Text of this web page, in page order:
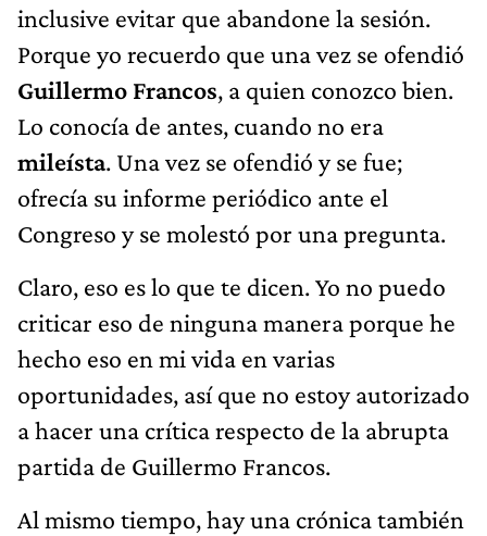
inclusive evitar que abandone la sesión.
Porque yo recuerdo que una vez se ofendió
Guillermo Francos, a quien conozco bien.
Lo conocía de antes, cuando no era
mileísta. Una vez se ofendió y se fue;
ofrecía su informe periódico ante el
Congreso y se molestó por una pregunta.
Claro, eso es lo que te dicen. Yo no puedo
criticar eso de ninguna manera porque he
hecho eso en mi vida en varias
oportunidades, así que no estoy autorizado
a hacer una crítica respecto de la abrupta
partida de Guillermo Francos.
Al mismo tiempo, hay una crónica también